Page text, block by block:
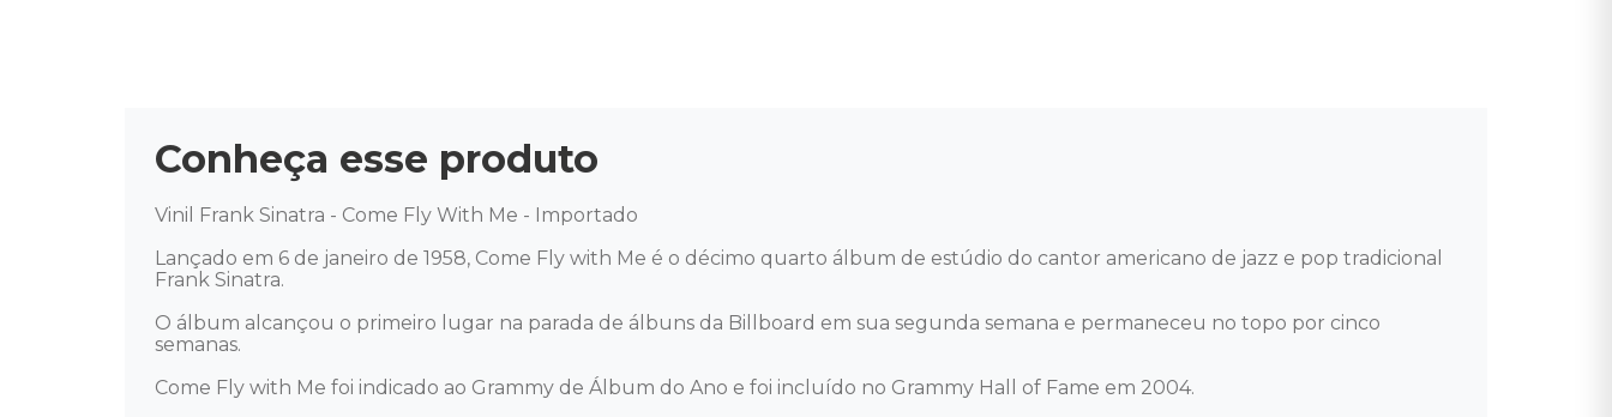
Conheça esse produto
Vinil Frank Sinatra - Come Fly With Me - Importado
Lançado em 6 de janeiro de 1958, Come Fly with Me é o décimo quarto álbum de estúdio do cantor americano de jazz e pop tradicional
Frank Sinatra.
O álbum alcançou o primeiro lugar na parada de álbuns da Billboard em sua segunda semana e permaneceu no topo por cinco
semanas.
Come Fly with Me foi indicado ao Grammy de Álbum do Ano e foi incluído no Grammy Hall of Fame em 2004.